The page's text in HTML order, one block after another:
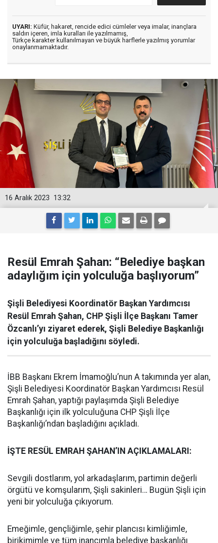
UYARI: Küfür, hakaret, rencide edici cümleler veya imalar, inançlara
saldırı içeren, imla kuralları ile yazılmamış,
Türkçe karakter kullanılmayan ve büyük harflerle yazılmış yorumlar
onaylanmamaktadır.
13:32
16 Aralık 2023
Resül Emrah Şahan: “Belediye başkan
adaylığım için yolculuğa başlıyorum”
Şişli Belediyesi Koordinatör Başkan Yardımcısı
Resül Emrah Şahan, CHP Şişli İlçe Başkanı Tamer
Özcanlı’yı ziyaret ederek, Şişli Belediye Başkanlığı
için yolculuğa başladığını söyledi.
İBB Başkanı Ekrem İmamoğlu’nun A takımında yer alan,
Şişli Belediyesi Koordinatör Başkan Yardımcısı Resül
Emrah Şahan, yaptığı paylaşımda Şişli Belediye
Başkanlığı için ilk yolculuğuna CHP Şişli İlçe
Başkanlığı’ndan başladığını açıkladı.
İŞTE RESÜL EMRAH ŞAHAN’IN AÇIKLAMALARI:
Sevgili dostlarım, yol arkadaşlarım, partimin değerli
örgütü ve komşularım, Şişli sakinleri… Bugün Şişli için
yeni bir yolculuğa çıkıyorum.
Emeğimle, gençliğimle, şehir plancısı kimliğimle,
birikimimle ve tüm inancımla belediye başkanlığı